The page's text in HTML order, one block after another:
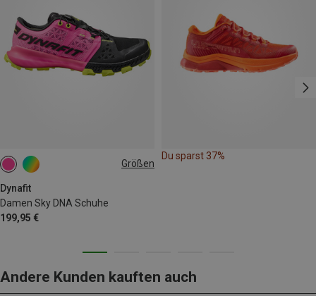
Größen
Dynafit
Damen Sky DNA Schuhe
199,95 €
Du sparst 37%
Andere Kunden kauften auch